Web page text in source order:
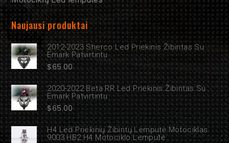
Naujausi produktai
2012-2023 Sherco Led Priekinis Žibintas Su
Emark Patvirtintu
$65.00
2020-2022 Beta RR Led Priekinis Žibintas Su
Emark Patvirtintu
$65.00
H4 Led Priekinių Žibintų Lemputė Motociklas
9003 HB2 H4 Motociklo Lemputė